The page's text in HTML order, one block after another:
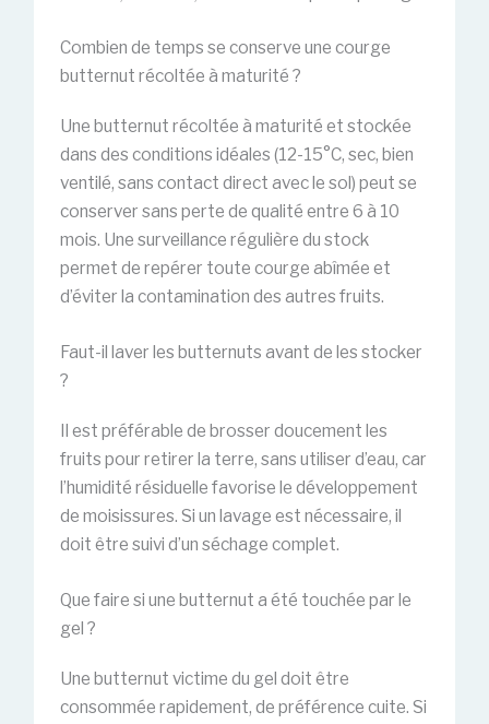
Combien de temps se conserve une courge
butternut récoltée à maturité ?
Une butternut récoltée à maturité et stockée
dans des conditions idéales (12-15°C, sec, bien
ventilé, sans contact direct avec le sol) peut se
conserver sans perte de qualité entre 6 à 10
mois. Une surveillance régulière du stock
permet de repérer toute courge abîmée et
d’éviter la contamination des autres fruits.
Faut-il laver les butternuts avant de les stocker
?
Il est préférable de brosser doucement les
fruits pour retirer la terre, sans utiliser d’eau, car
l’humidité résiduelle favorise le développement
de moisissures. Si un lavage est nécessaire, il
doit être suivi d’un séchage complet.
Que faire si une butternut a été touchée par le
gel ?
Une butternut victime du gel doit être
consommée rapidement, de préférence cuite. Si